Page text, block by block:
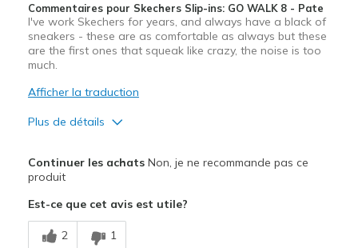
Commentaires pour Skechers Slip-ins: GO WALK 8 - Pate
I've work Skechers for years, and always have a black of
sneakers - these are as comfortable as always but these
are the first ones that squeak like crazy, the noise is too
much.
Afficher la traduction
Plus de détails
Breathe Well
Comfortable
Le contre
Continuer les achatsNon, je ne recommande pas ce
produit
Est-ce que cet avis est utile?
2 1